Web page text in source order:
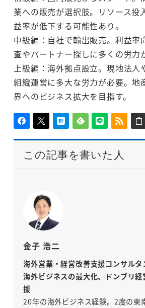
業への販売が選択肢。リソース投
益率が低下する可能性あり。
中級編：自社で輸出販売。利益率
査やパートナー探しに多くの労力
上級編：海外拠点設立。現地法人
組織運営に多大な労力が必要。地
界へのビジネス拡大を目指す。
この記事を書いた人
金子 浩二
海外営業・経営改善支援コンサルタ
海外ビジネスの最大化、ドンブリ
援
20年の海外ビジネス経験。2度の東